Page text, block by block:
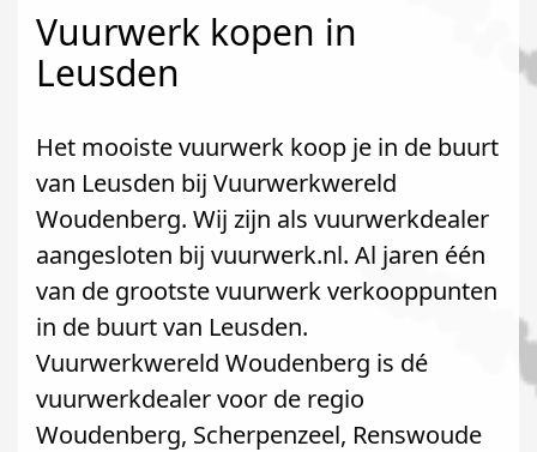
Vuurwerk kopen in
Leusden
Het mooiste vuurwerk koop je in de buurt
van Leusden bij Vuurwerkwereld
Woudenberg. Wij zijn als vuurwerkdealer
aangesloten bij vuurwerk.nl. Al jaren één
van de grootste vuurwerk verkooppunten
in de buurt van Leusden.
Vuurwerkwereld Woudenberg is dé
vuurwerkdealer voor de regio
Woudenberg, Scherpenzeel, Renswoude